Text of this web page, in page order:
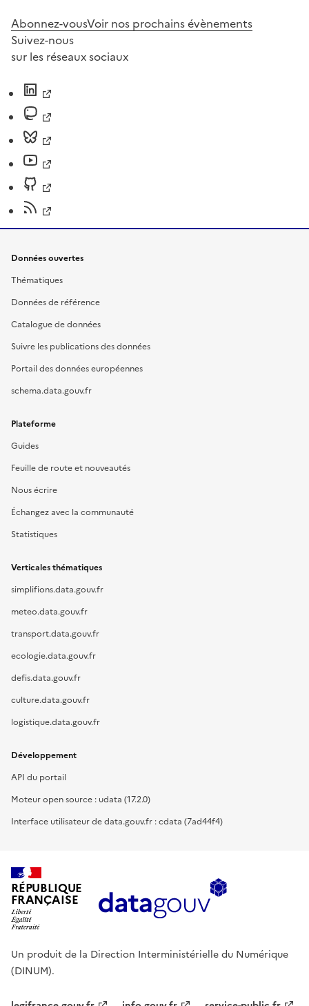
Abonnez-vousVoir nos prochains évènements
Suivez-nous
sur les réseaux sociaux
Données ouvertes
Thématiques
Données de référence
Catalogue de données
Suivre les publications des données
Portail des données européennes
schema.data.gouv.fr
Plateforme
Guides
Feuille de route et nouveautés
Nous écrire
Échangez avec la communauté
Statistiques
Verticales thématiques
simplifions.data.gouv.fr
meteo.data.gouv.fr
transport.data.gouv.fr
ecologie.data.gouv.fr
defis.data.gouv.fr
culture.data.gouv.fr
logistique.data.gouv.fr
Développement
API du portail
Moteur open source : udata (17.2.0)
Interface utilisateur de data.gouv.fr : cdata (7ad44f4)
RÉPUBLIQUE
FRANÇAISE
Un produit de la Direction Interministérielle du Numérique
(DINUM).